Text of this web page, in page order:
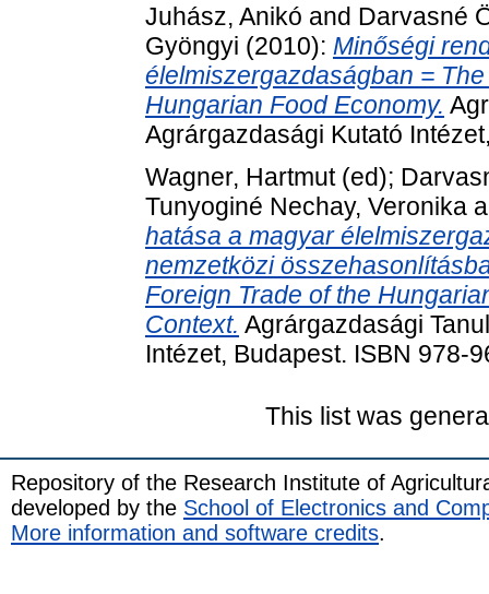
Juhász, Anikó and Darvasné
Gyöngyi (2010): Minőségi
élelmiszergazdaságban =
Hungarian Food Economy.
Agrárgazdasági Kutató
Wagner, Hartmut(ed);
Tunyoginé Nechay, Veronika
hatása a magyar
nemzetközi
Foreign Trade of the
Context. Agrárgazdasági
Intézet, Budapest. ISBN 978-
This list was
Repository of the Research Institute of
developed by the School of Electronics and
More information and software credits.